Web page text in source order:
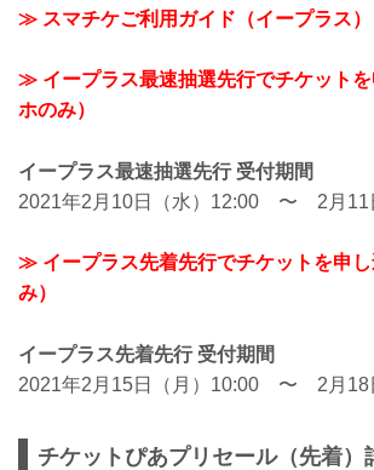
≫ スマチケご利用ガイド（イープラス）
≫ イープラス最速抽選先行でチケット
ホのみ）
イープラス最速抽選先行 受付期間
2021年2月10日（水）12:00 〜 2月11
≫ イープラス先着先行でチケットを申
み）
イープラス先着先行 受付期間
2021年2月15日（月）10:00 〜 2月18
チケットぴあプリセール（先着）